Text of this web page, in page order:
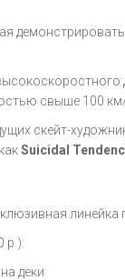
демонстрировать
свыше 100
скейт-
Suicidal
линейка
р.):
деки